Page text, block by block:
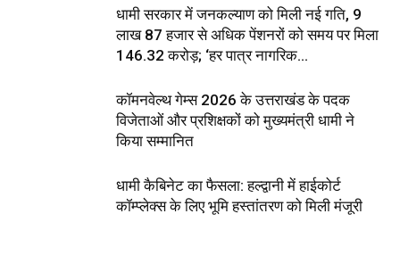
धामी सरकार में जनकल्याण को मिली नई गति, 9
लाख 87 हजार से अधिक पेंशनरों को समय पर मिला
₹146.32 करोड़; ‘हर पात्र नागरिक...
कॉमनवेल्थ गेम्स 2026 के उत्तराखंड के पदक
विजेताओं और प्रशिक्षकों को मुख्यमंत्री धामी ने
किया सम्मानित
धामी कैबिनेट का फैसला: हल्द्वानी में हाईकोर्ट
कॉम्प्लेक्स के लिए भूमि हस्तांतरण को मिली मंजूरी